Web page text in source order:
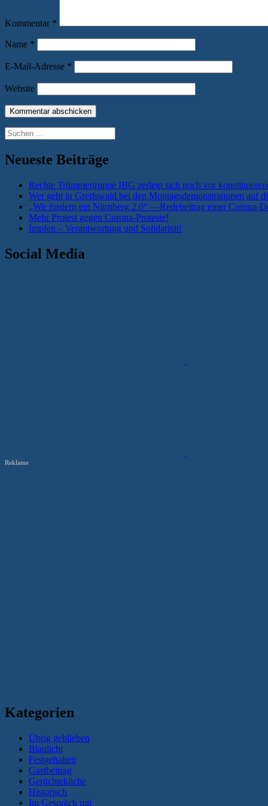
Kommentar *
Name *
E-Mail-Adresse *
Website
Suchen
nach:
Neueste Beiträge
Rechte Trümmertruppe IBG zerlegt sich noch vor
Wer geht in Greifswald bei den Montagsdemonstrationen auf
„Wir fordern ein Nürnberg 2.0“ —Redebeitrag einer Corona-
Mehr Protest gegen Corona-Proteste!
Impfen – Verantwortung und Solidarität!
Social Media
Reklame
Kategorien
Übrig geblieben
Blaulicht
Festgehalten
Gastbeitrag
Gerüchteküche
Historisch
Im Gespräch mit